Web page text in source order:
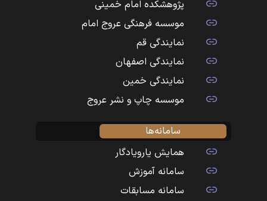
پژوهشکده امام خمینی
موسسه فرهنگی عروج امام
نمایندگی قم
نمایندگی اصفهان
نمایندگی خمین
موسسه چاپ و نشر عروج
سامانه‌ها
همایش یارویادگار
سامانه آموزش
سامانه مسابقات